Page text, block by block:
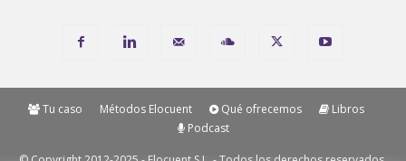
Tu caso Métodos Elocuent Qué ofrecemos
Libros
Podcast